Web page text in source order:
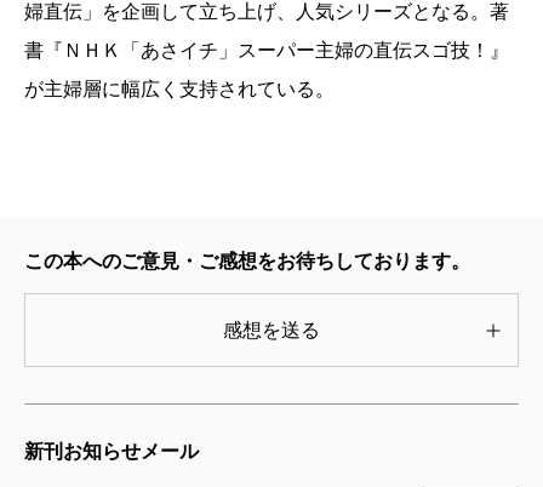
婦直伝」を企画して立ち上げ、人気シリーズとなる。著
書『ＮＨＫ「あさイチ」スーパー主婦の直伝スゴ技！』
が主婦層に幅広く支持されている。
この本へのご意見・ご感想をお待ちしております。
感想を送る
新刊お知らせメール